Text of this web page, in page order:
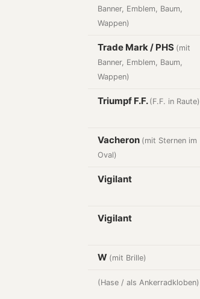
Banner, Emblem, Baum,
Wappen)
Trade Mark / PHS (mit
Banner, Emblem, Baum,
Wappen)
Triumpf F.F. (F.F. in Raute)
Vacheron (mit Sternen im
Oval)
Vigilant
Vigilant
W (mit Brille)
(Hase / als Ankerradkloben)